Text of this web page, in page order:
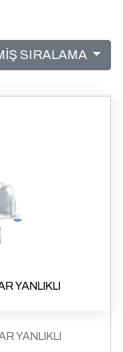
SIRALAMA
YANLIKLI
YANLIKLI